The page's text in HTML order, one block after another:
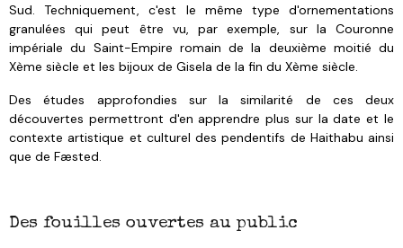
Sud.Techniquement, c'est le même type d'ornementations
granulées qui peut être vu, par exemple, sur la Couronne
impériale du Saint-Empire romain de la deuxième moitié du
Xème siècle et les bijoux de Gisela de la fin du Xème siècle.
Des études approfondies sur la similarité de ces deux
découvertes permettront d'en apprendre plus sur la date et le
contexte artistique et culturel des pendentifs de Haithabu ainsi
que de Fæsted.
Des fouilles ouvertes au public